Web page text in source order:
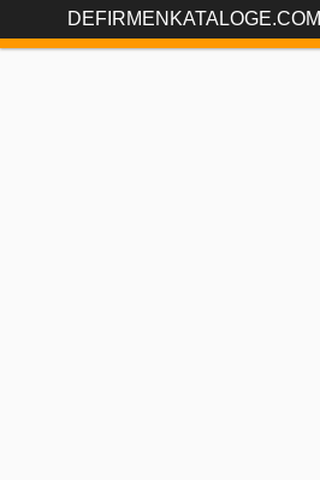
DEFIRMENKATALOGE.COM